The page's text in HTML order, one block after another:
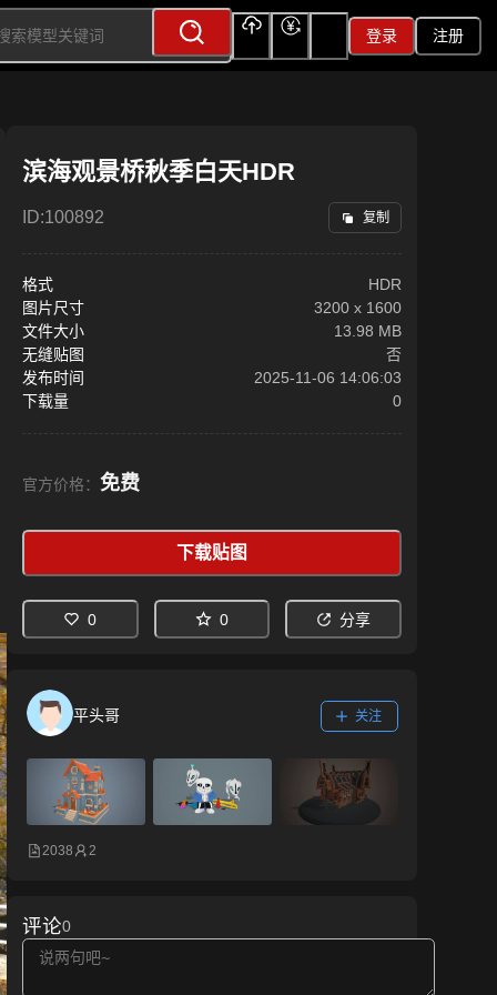
登录 注册
滨海观景桥秋季白天HDR
ID:100892 复制
格式
HDR
图片尺寸
3200 x 1600
文件大小
13.98 MB
无缝贴图
否
发布时间
2025-11-06 14:06:03
下载量
0
官方价格： 免费
下载贴图
0 0 分享
平头哥 关注
2038 2
评论0